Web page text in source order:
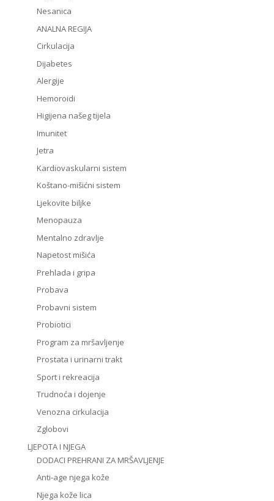
Nesanica
ANALNA REGIJA
Cirkulacija
Dijabetes
Alergije
Hemoroidi
Higijena našeg tijela
Imunitet
Jetra
Kardiovaskularni sistem
Koštano-mišićni sistem
Ljekovite biljke
Menopauza
Mentalno zdravlje
Napetost mišića
Prehlada i gripa
Probava
Probavni sistem
Probiotici
Program za mršavljenje
Prostata i urinarni trakt
Sport i rekreacija
Trudnoća i dojenje
Venozna cirkulacija
Zglobovi
LJEPOTA I NJEGA
DODACI PREHRANI ZA MRŠAVLJENJE
Anti-age njega kože
Njega kože lica